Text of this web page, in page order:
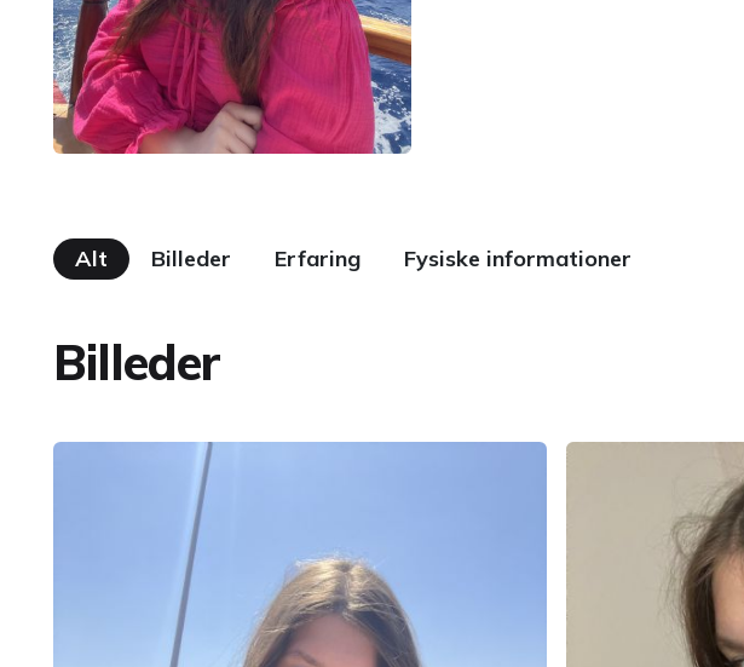
Alt Billeder Erfaring Fysiske informationer
Billeder